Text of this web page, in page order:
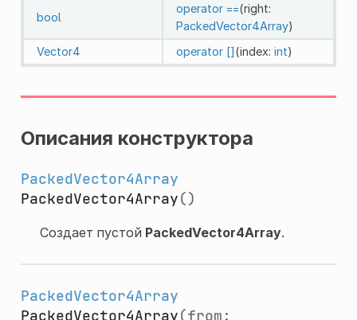
bool
operator ==(right:
PackedVector4Array)
Vector4
operator [](index: int)
Описания конструктора
PackedVector4Array
PackedVector4Array()
Создает пустой PackedVector4Array.
PackedVector4Array
PackedVector4Array(from: